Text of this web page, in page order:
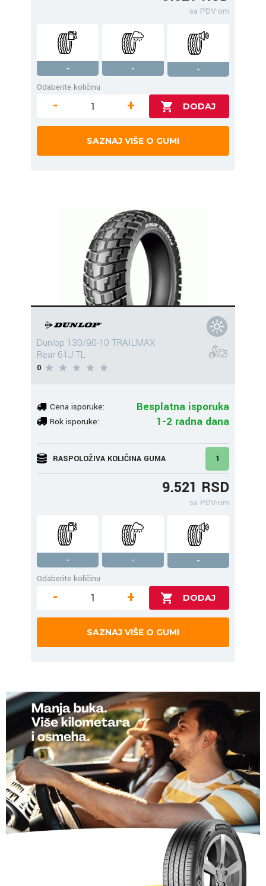
sa PDV-om
- -
-
Odaberite količinu
- +
SAZNAJ VIŠE O GUMI
Dunlop 130/90-10 TRAILMAX
Rear 61J TL
0
Cena isporuke: Besplatna isporuka
Rok isporuke: 1-2 radna dana
RASPOLOŽIVA KOLIČINA GUMA 1
9.521 RSD
sa PDV-om
- -
-
Odaberite količinu
- +
SAZNAJ VIŠE O GUMI